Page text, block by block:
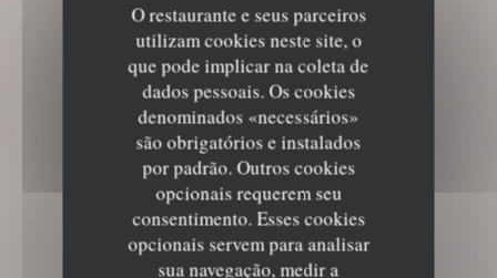
O restaurante e seus parceiros
utilizam cookies neste site, o
que pode implicar na coleta de
dados pessoais. Os cookies
denominados «necessários»
são obrigatórios e instalados
por padrão. Outros cookies
opcionais requerem seu
consentimento. Esses cookies
opcionais servem para analisar
sua navegação, medir a